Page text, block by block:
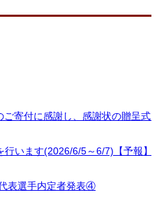
寄付に感謝し、感謝状の贈呈式
います(2026/6/5～6/7)【予報】
表選手内定者発表④